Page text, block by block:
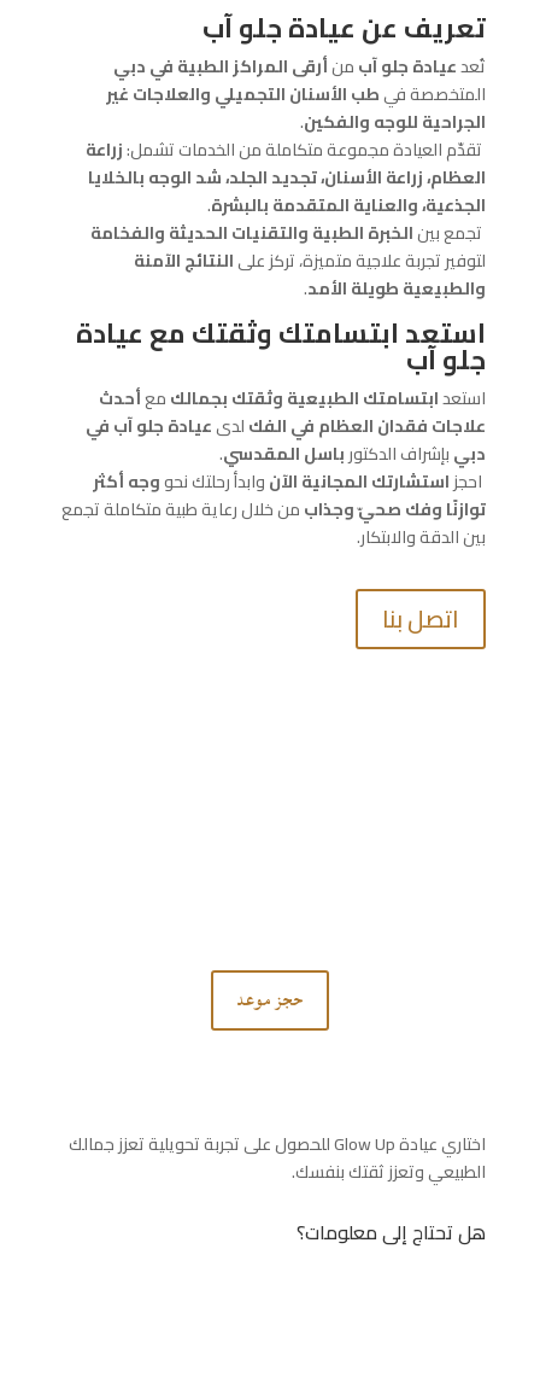
تعريف عن عيادة جلو آب
تُعدعيادة جلو آبمنأرقى المراكز الطبية في دبي
المتخصصة فيطب الأسنان التجميلي والعلاجات غير
الجراحية للوجه والفكين.
تقدّم العيادة مجموعة متكاملة من الخدمات تشمل:زراعة
العظام، زراعة الأسنان، تجديد الجلد، شد الوجه بالخلايا
الجذعية، والعناية المتقدمة بالبشرة.
تجمع بينالخبرة الطبية والتقنيات الحديثة والفخامة
لتوفير تجربة علاجية متميزة، تركز علىالنتائج الآمنة
والطبيعية طويلة الأمد.
استعد ابتسامتك وثقتك مع عيادة
جلو آب
استعدابتسامتك الطبيعية وثقتك بجمالكمعأحدث
علاجات فقدان العظام في الفكلدىعيادة جلو آب في
دبيبإشراف الدكتورباسل المقدسي.
احجزاستشارتك المجانية الآنوابدأ رحلتك نحووجه أكثر
توازنًا وفك صحيّ وجذابمن خلال رعاية طبية متكاملة تجمع
بين الدقة والابتكار.
اتصل بنا
حجز موعد
اختاري عيادة Glow Up للحصول على تجربة تحويلية تعزز جمالك
الطبيعي وتعزز ثقتك بنفسك.
هل تحتاج إلى معلومات؟